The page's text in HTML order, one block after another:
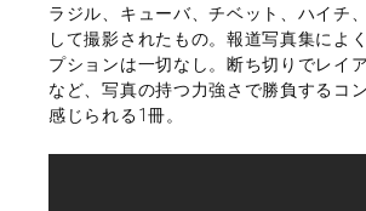
ラジル、キューバ、チベット、ハイチ
して撮影されたもの。報道写真集によ
プションは一切なし。断ち切りでレイ
など、写真の持つ力強さで勝負するコ
感じられる1冊。